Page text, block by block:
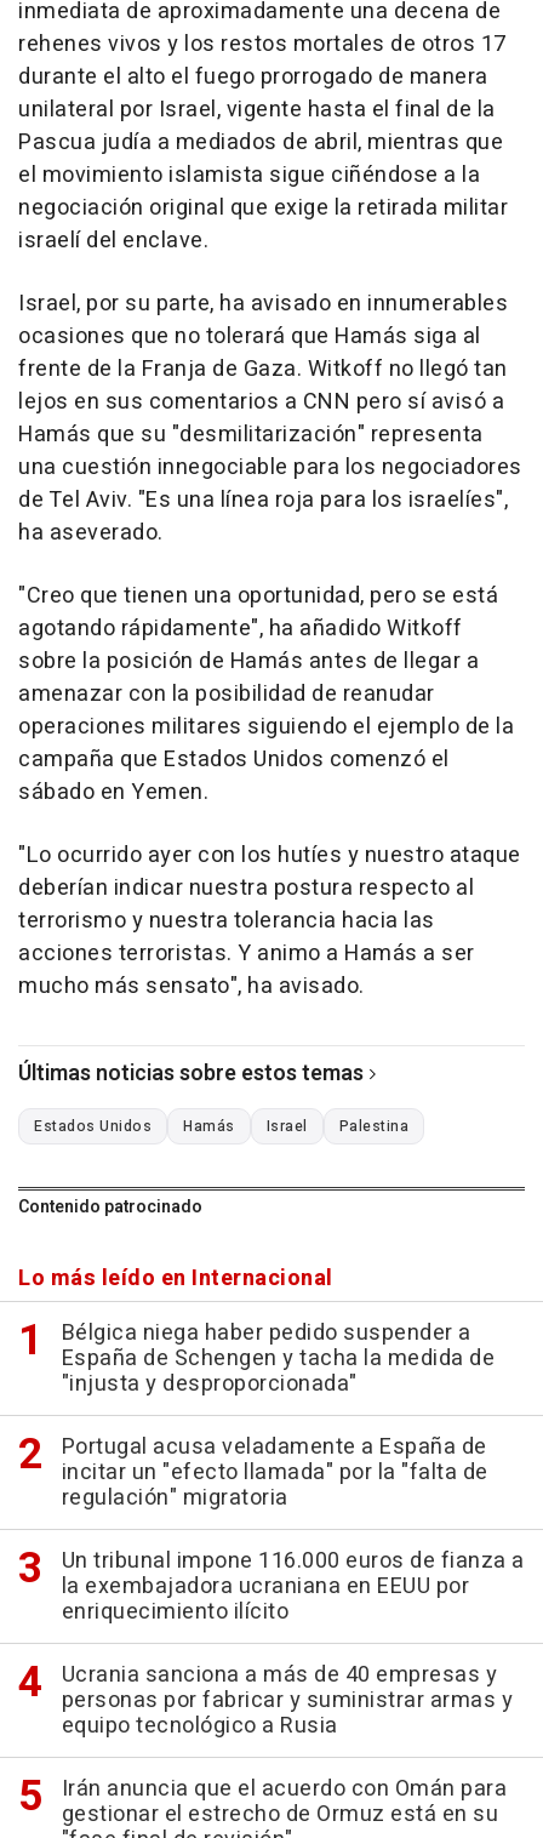
inmediata de aproximadamente una decena de
rehenes vivos y los restos mortales de otros 17
durante el alto el fuego prorrogado de manera
unilateral por Israel, vigente hasta el final de la
Pascua judía a mediados de abril, mientras que
el movimiento islamista sigue ciñéndose a la
negociación original que exige la retirada militar
israelí del enclave.
Israel, por su parte, ha avisado en innumerables
ocasiones que no tolerará que Hamás siga al
frente de la Franja de Gaza. Witkoff no llegó tan
lejos en sus comentarios a CNN pero sí avisó a
Hamás que su "desmilitarización" representa
una cuestión innegociable para los negociadores
de Tel Aviv. "Es una línea roja para los israelíes",
ha aseverado.
"Creo que tienen una oportunidad, pero se está
agotando rápidamente", ha añadido Witkoff
sobre la posición de Hamás antes de llegar a
amenazar con la posibilidad de reanudar
operaciones militares siguiendo el ejemplo de la
campaña que Estados Unidos comenzó el
sábado en Yemen.
"Lo ocurrido ayer con los hutíes y nuestro ataque
deberían indicar nuestra postura respecto al
terrorismo y nuestra tolerancia hacia las
acciones terroristas. Y animo a Hamás a ser
mucho más sensato", ha avisado.
Últimas noticias sobre estos temas
Estados Unidos Hamás Israel Palestina
Contenido patrocinado
Lo más leído en Internacional
Bélgica niega haber pedido suspender a
España de Schengen y tacha la medida de
"injusta y desproporcionada"
Portugal acusa veladamente a España de
incitar un "efecto llamada" por la "falta de
regulación" migratoria
Un tribunal impone 116.000 euros de fianza a
la exembajadora ucraniana en EEUU por
enriquecimiento ilícito
Ucrania sanciona a más de 40 empresas y
personas por fabricar y suministrar armas y
equipo tecnológico a Rusia
Irán anuncia que el acuerdo con Omán para
gestionar el estrecho de Ormuz está en su